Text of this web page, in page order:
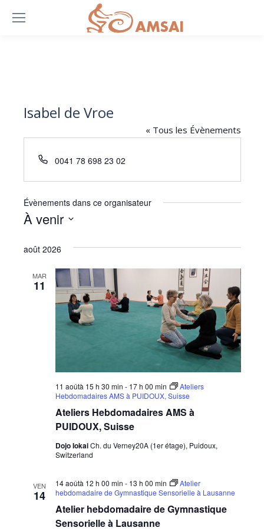
Isabel de Vroe
« Tous les Évènements
Téléphone
0041 78 698 23 02
Évènements dans ce organisateur
À venir
une
août 2026
MAR
11
Ateliers Hebdomadaires AMS à
PUIDOUX, Suisse
11 aoûtà 15 h 30 min - 17 h 00 min
Ateliers
Hebdomadaires AMS à PUIDOUX, Suisse
Dojo IokaiCh. du Verney20A (1er étage), Puidoux,
Switzerland
VEN
14
Atelier hebdomadaire de Gymnastique
Sensorielle à Lausanne
14 aoûtà 12 h 00 min - 13 h 00 min
Atelier
hebdomadaire de Gymnastique Sensorielle à Lausanne